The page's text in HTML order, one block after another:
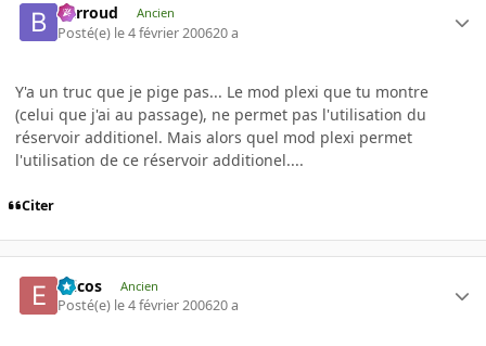
Barroud Ancien
Posté(e) le 4 février 200620 a
Y'a un truc que je pige pas... Le mod plexi que tu montre
(celui que j'ai au passage), ne permet pas l'utilisation du
réservoir additionel. Mais alors quel mod plexi permet
l'utilisation de ce réservoir additionel....
Citer
Ericos Ancien
Posté(e) le 4 février 200620 a